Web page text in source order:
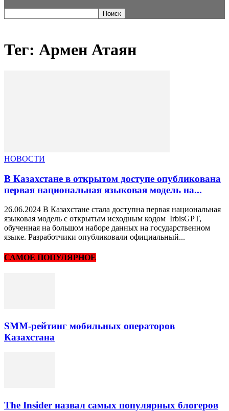
Тег: Армен Атаян
НОВОСТИ
В Казахстане в открытом доступе опубликована
первая национальная языковая модель на...
26.06.2024 В Казахстане стала доступна первая национальная
языковая модель с открытым исходным кодом IrbisGPT,
обученная на большом наборе данных на государственном
языке. Разработчики опубликовали официальный...
САМОЕ ПОПУЛЯРНОЕ
SMM-рейтинг мобильных операторов
Казахстана
The Insider назвал самых популярных блогеров